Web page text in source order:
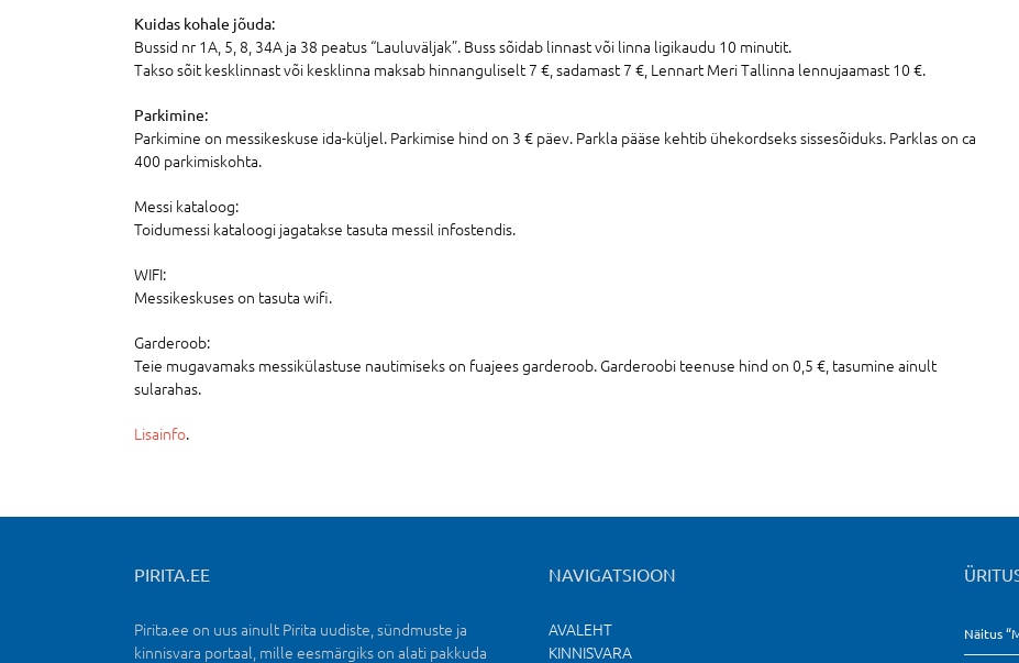
Kuidas kohale jõuda:
Bussid nr 1A, 5, 8, 34A ja 38 peatus “Lauluväljak”. Buss sõidab linnast või linna ligikaudu 10 minutit.
Takso sõit kesklinnast või kesklinna maksab hinnanguliselt 7 €, sadamast 7 €, Lennart Meri Tallinna lennujaamast 10 €.
Parkimine:
Parkimine on messikeskuse ida-küljel. Parkimise hind on 3 € päev. Parkla pääse kehtib ühekordseks sissesõiduks. Parklas on ca
400 parkimiskohta.
Messi kataloog:
Toidumessi kataloogi jagatakse tasuta messil infostendis.
WIFI:
Messikeskuses on tasuta wifi.
Garderoob:
Teie mugavamaks messikülastuse nautimiseks on fuajees garderoob. Garderoobi teenuse hind on 0,5 €, tasumine ainult
sularahas.
Lisainfo.
PIRITA.EE
Pirita.ee on uus ainult Pirita uudiste, sündmuste ja
kinnisvara portaal, mille eesmärgiks on alati pakkuda
NAVIGATSIOON
AVALEHT
KINNISVARA
Näitus